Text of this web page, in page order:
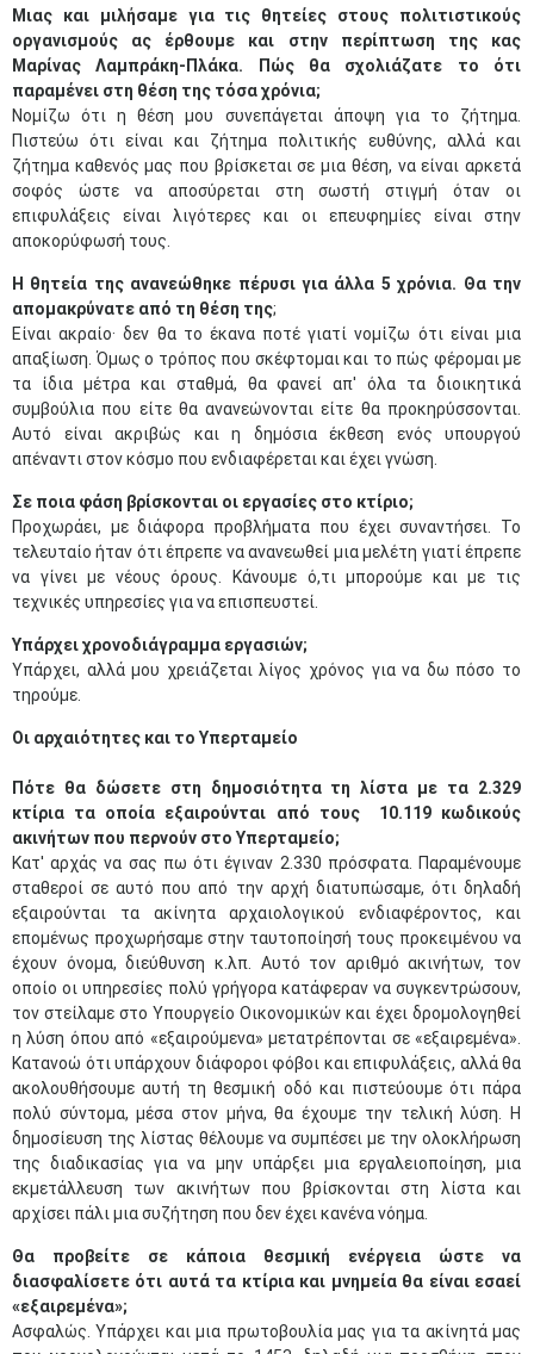
Μιας και μιλήσαμε για τις θητείες στους πολιτιστικούς
οργανισμούς ας έρθουμε και στην περίπτωση της κας
Μαρίνας Λαμπράκη-Πλάκα. Πώς θα σχολιάζατε το ότι
παραμένει στη θέση της τόσα χρόνια;
Νομίζω ότι η θέση μου συνεπάγεται άποψη για το ζήτημα.
Πιστεύω ότι είναι και ζήτημα πολιτικής ευθύνης, αλλά και
ζήτημα καθενός μας που βρίσκεται σε μια θέση, να είναι αρκετά
σοφός ώστε να αποσύρεται στη σωστή στιγμή όταν οι
επιφυλάξεις είναι λιγότερες και οι επευφημίες είναι στην
αποκορύφωσή τους.
Η θητεία της ανανεώθηκε πέρυσι για άλλα 5 χρόνια. Θα την
απομακρύνατε από τη θέση της;
Είναι ακραίο· δεν θα το έκανα ποτέ γιατί νομίζω ότι είναι μια
απαξίωση. Όμως ο τρόπος που σκέφτομαι και το πώς φέρομαι με
τα ίδια μέτρα και σταθμά, θα φανεί απ' όλα τα διοικητικά
συμβούλια που είτε θα ανανεώνονται είτε θα προκηρύσσονται.
Αυτό είναι ακριβώς και η δημόσια έκθεση ενός υπουργού
απέναντι στον κόσμο που ενδιαφέρεται και έχει γνώση.
Σε ποια φάση βρίσκονται οι εργασίες στο κτίριο;
Προχωράει, με διάφορα προβλήματα που έχει συναντήσει. Το
τελευταίο ήταν ότι έπρεπε να ανανεωθεί μια μελέτη γιατί έπρεπε
να γίνει με νέους όρους. Κάνουμε ό,τι μπορούμε και με τις
τεχνικές υπηρεσίες για να επισπευστεί.
Υπάρχει χρονοδιάγραμμα εργασιών;
Υπάρχει, αλλά μου χρειάζεται λίγος χρόνος για να δω πόσο το
τηρούμε.
Οι αρχαιότητες και το Υπερταμείο
Πότε θα δώσετε στη δημοσιότητα τη λίστα με τα 2.329
κτίρια τα οποία εξαιρούνται από τους 10.119 κωδικούς
ακινήτων που περνούν στο Υπερταμείο;
Κατ' αρχάς να σας πω ότι έγιναν 2.330 πρόσφατα. Παραμένουμε
σταθεροί σε αυτό που από την αρχή διατυπώσαμε, ότι δηλαδή
εξαιρούνται τα ακίνητα αρχαιολογικού ενδιαφέροντος, και
επομένως προχωρήσαμε στην ταυτοποίησή τους προκειμένου να
έχουν όνομα, διεύθυνση κ.λπ. Αυτό τον αριθμό ακινήτων, τον
οποίο οι υπηρεσίες πολύ γρήγορα κατάφεραν να συγκεντρώσουν,
τον στείλαμε στο Υπουργείο Οικονομικών και έχει δρομολογηθεί
η λύση όπου από «εξαιρούμενα» μετατρέπονται σε «εξαιρεμένα».
Κατανοώ ότι υπάρχουν διάφοροι φόβοι και επιφυλάξεις, αλλά θα
ακολουθήσουμε αυτή τη θεσμική οδό και πιστεύουμε ότι πάρα
πολύ σύντομα, μέσα στον μήνα, θα έχουμε την τελική λύση. Η
δημοσίευση της λίστας θέλουμε να συμπέσει με την ολοκλήρωση
της διαδικασίας για να μην υπάρξει μια εργαλειοποίηση, μια
εκμετάλλευση των ακινήτων που βρίσκονται στη λίστα και
αρχίσει πάλι μια συζήτηση που δεν έχει κανένα νόημα.
Θα προβείτε σε κάποια θεσμική ενέργεια ώστε να
διασφαλίσετε ότι αυτά τα κτίρια και μνημεία θα είναι εσαεί
«εξαιρεμένα»;
Ασφαλώς. Υπάρχει και μια πρωτοβουλία μας για τα ακίνητά μας